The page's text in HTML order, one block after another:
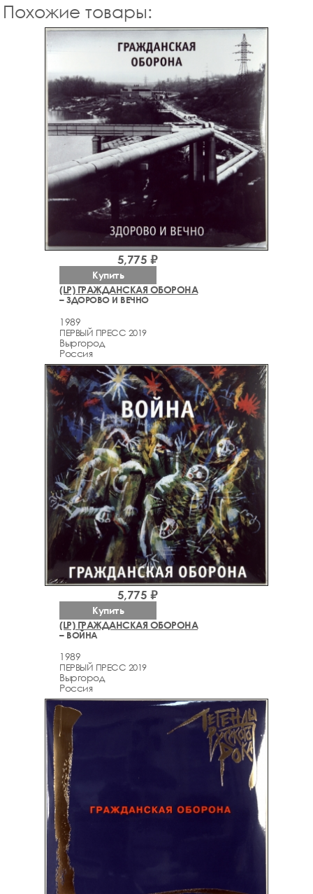
Похожие товары:
(LP) ГРАЖДАНСКАЯ ОБОРОНА
– ЗДОРОВО И ВЕЧНО
1989
ПЕРВЫЙ ПРЕСС 2019
Выргород
Россия
5,775 ₽
Купить
(LP) ГРАЖДАНСКАЯ ОБОРОНА
– ВОЙНА
1989
ПЕРВЫЙ ПРЕСС 2019
Выргород
Россия
5,775 ₽
Купить